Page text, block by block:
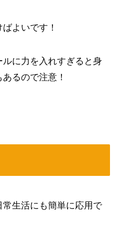
よいです！
に力を入れすぎると身
るので注意！
常生活にも簡単に応用で